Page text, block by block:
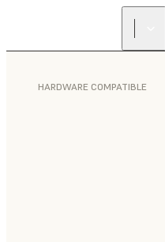
HARDWARE COMPATIBLE